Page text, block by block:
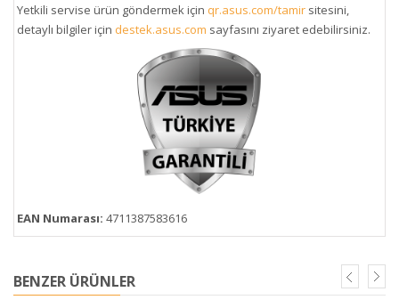
Yetkili servise ürün göndermek için qr.asus.com/tamir sitesini,
detaylı bilgiler için destek.asus.com sayfasını ziyaret edebilirsiniz.
EAN Numarası: 4711387583616
BENZER ÜRÜNLER